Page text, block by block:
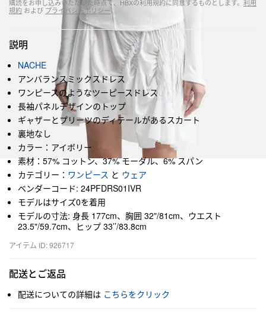
購読をお申し込みいただいた時点で、HBXの利用規約に同意するものとします。 利用
規約 および プライバシーポリシー
説明
NACHE
アンバランスミックスドレス
ワンピースのようなツーピースドレス
長袖パネルデザインのトップ
ギャザーとプリーツのディテールがあるスカート
裏地なし
カラー：アイボリー
素材：57% コットン、37% モーダル、6% スパン
カテゴリー： ワンピース と ウェア
ベンダーコード: 24PFDRS01IVR
モデルはサイズ0を着用
モデルの寸法: 身長 177cm、胸囲 32"/81cm、ウエスト
23.5"/59.7cm、ヒップ 33’’/83.8cm
アイテム ID: 926717
配送とご返品
配送についての詳細は こちらをクリック